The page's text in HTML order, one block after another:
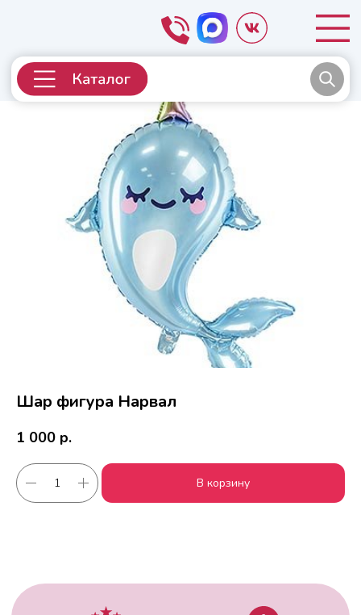
Шар фигура Нарвал
1 000 р.
В корзину
Работаем с 2010 года
Срочная доставка